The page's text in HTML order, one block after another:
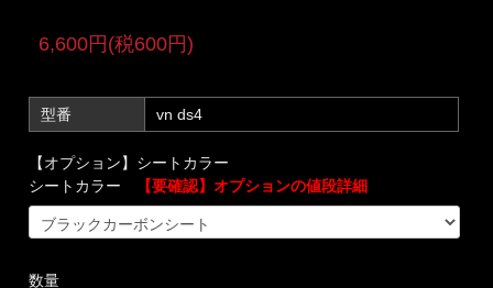
6,600円(税600円)
型番 vn ds4
【オプション】シートカラー
シートカラー
【要確認】オプションの値段詳細
数量